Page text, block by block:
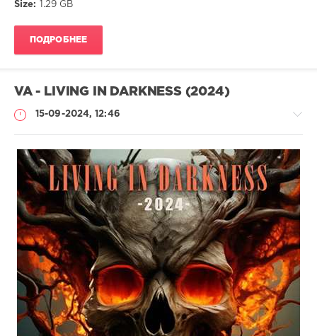
Size:
1.29 GB
ПОДРОБНЕЕ
VA - LIVING IN DARKNESS (2024)
15-09-2024, 12:46
Музыка
drakon-
55
286
0
Metal,
Death ,
Black,
Heavy